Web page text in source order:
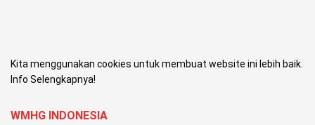
Kita menggunakan cookies untuk membuat website ini lebih baik.
Info Selengkapnya!
WMHG INDONESIA